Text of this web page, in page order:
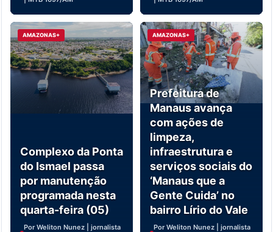
AMAZONAS+
Complexo da Ponta
do Ismael passa
por manutenção
programada nesta
quarta-feira (05)
Por Weliton Nunez | jornalista
AMAZONAS+
Prefeitura de
Manaus avança
com ações de
limpeza,
infraestrutura e
serviços sociais do
‘Manaus que a
Gente Cuida’ no
bairro Lírio do Vale
Por Weliton Nunez | jornalista